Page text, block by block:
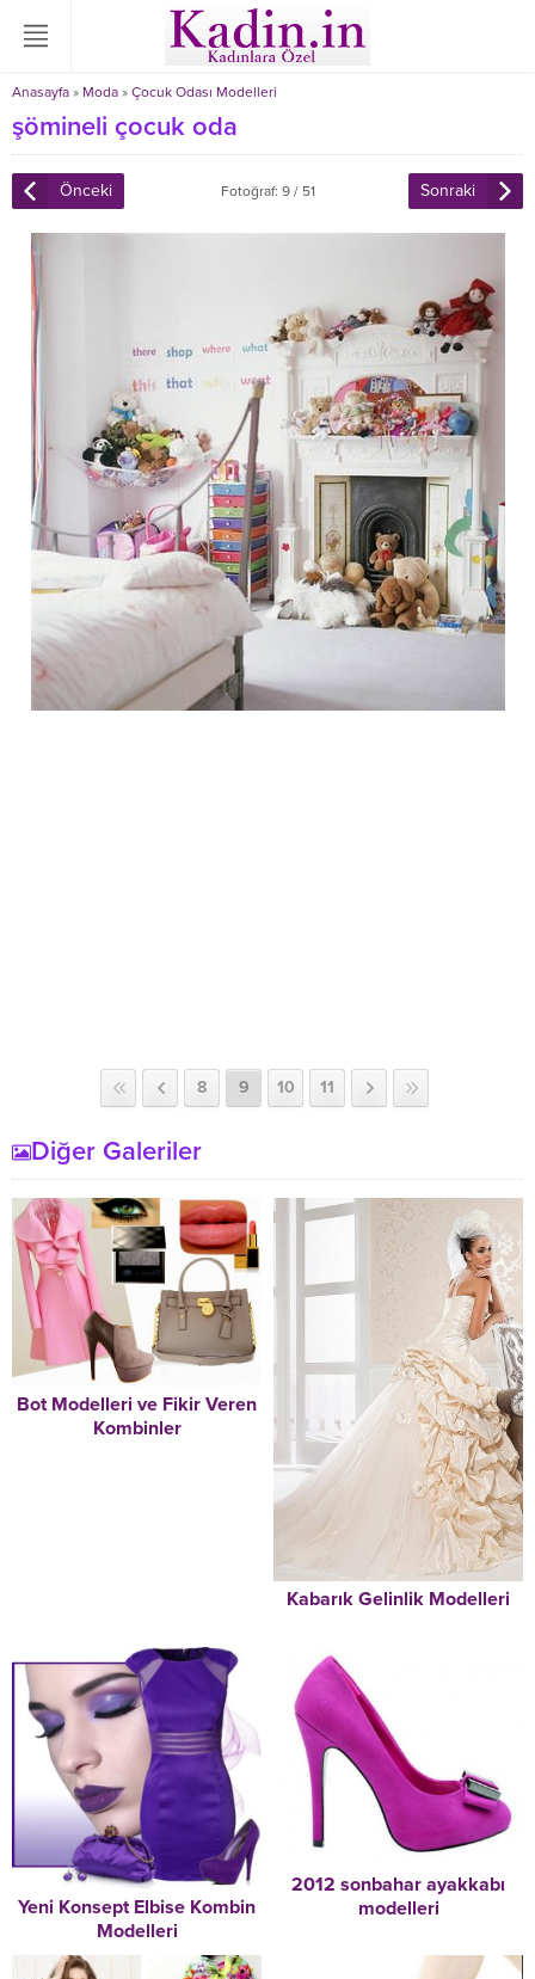
Anasayfa » Moda » Çocuk Odası Modelleri
şömineli çocuk oda
Önceki Fotoğraf: 9 / 51 Sonraki
8 9 10 11
Diğer Galeriler
Bot Modelleri ve Fikir Veren
Kombinler
Kabarık Gelinlik Modelleri
Yeni Konsept Elbise Kombin
Modelleri
2012 sonbahar ayakkabı
modelleri